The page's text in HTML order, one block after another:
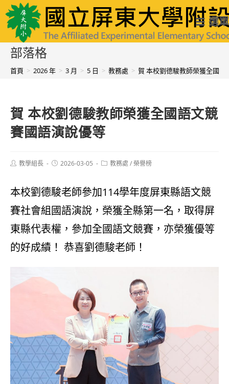
跳
轉
至
國立屏東大學附設實驗國民小學 選單
部落格
首頁 > 2026 年 > 3 月 > 5 日 > 教務處 > 賀 本校劉德駿教師榮獲全國語
賀 本校劉德駿教師榮獲全國語文競
賽國語演說優等
Post教學組長
Post2026-03-05
Post教務處 /榮譽榜
本校劉德駿老師參加114學年度屏東縣語文競
賽社會組國語演說，榮獲全縣第一名，取得屏
東縣代表權，參加全國語文競賽，亦榮獲優等
的好成績！ 恭喜劉德駿老師！